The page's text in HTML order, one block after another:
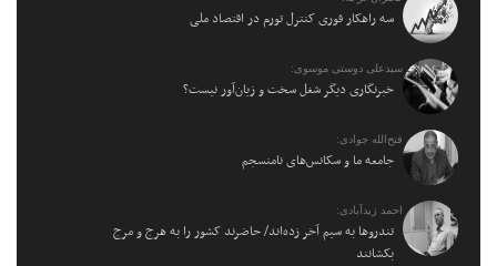
سه راهکار فوری کنترل تورم در اقتصاد ملی
سیدعلی دوستی موسوی:
خبرنگاری دیگر شغل سخت و زیان‌آور نیست؟
فتح‌الله جوادی:
جامعه ما و سکانس‌های نامنسجم
احمد زیدآبادی:
تندروها به سیم آخر زده‌اند/ حاضرند کشور را به هرج و مرج
بکشانند